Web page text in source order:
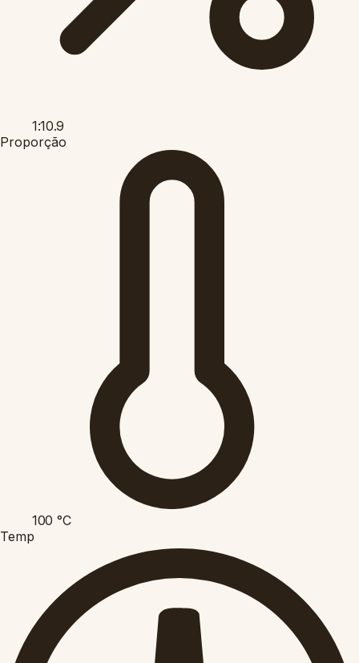
1:10.9
Proporção
100 °C
Temp